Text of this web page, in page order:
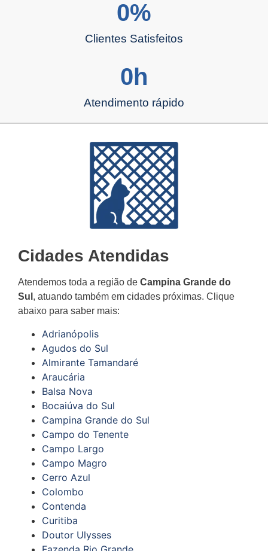
Clientes Satisfeitos
0%
Atendimento rápido
0h
Cidades Atendidas
Atendemos toda a região de Campina Grande do
Sul , atuando também em cidades próximas. Clique
abaixo para saber mais:
Adrianópolis
Agudos do Sul
Almirante Tamandaré
Araucária
Balsa Nova
Bocaiúva do Sul
Campina Grande do Sul
Campo do Tenente
Campo Largo
Campo Magro
Cerro Azul
Colombo
Contenda
Curitiba
Doutor Ulysses